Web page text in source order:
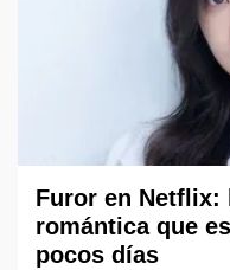
Furor en Netflix:
romántica que
pocos días